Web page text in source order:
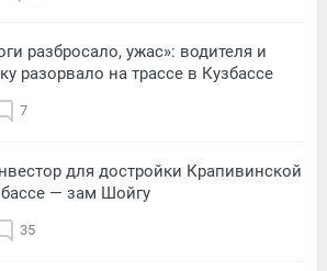
разбросало, ужас»: водителя и
разорвало на трассе в Кузбассе
7
для достройки Крапивинской
— зам Шойгу
35